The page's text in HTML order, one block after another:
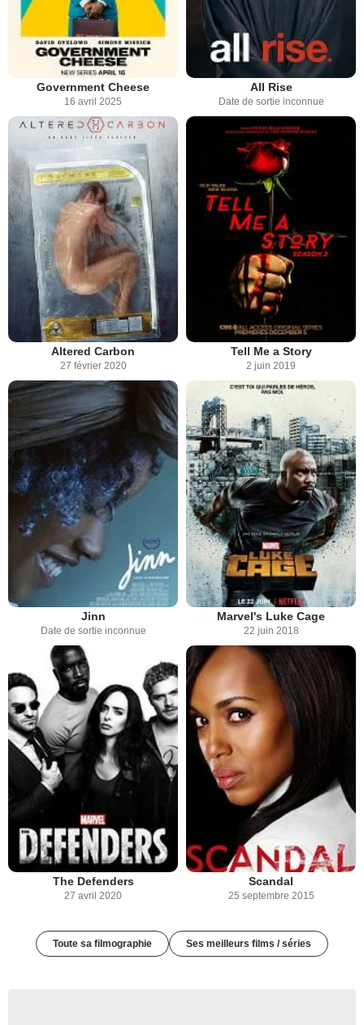
Government Cheese
16 avril 2025
All Rise
Date de sortie inconnue
Altered Carbon
27 février 2020
Tell Me a Story
2 juin 2019
Jinn
Date de sortie inconnue
Marvel's Luke Cage
22 juin 2018
The Defenders
27 avril 2020
Scandal
25 septembre 2015
Toute sa filmographie Ses meilleurs films / séries